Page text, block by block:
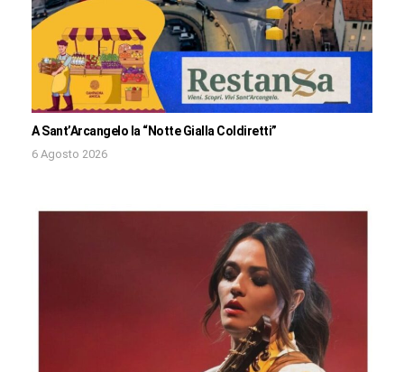
A Sant’Arcangelo la “Notte Gialla Coldiretti”
6 Agosto 2026